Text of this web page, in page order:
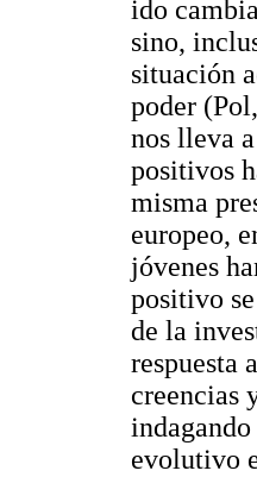
ido
sino,
situación
poder
nos lleva
positivos
misma
europeo,
jóvenes
positivo
de la
respuesta
creencias
evolutivo